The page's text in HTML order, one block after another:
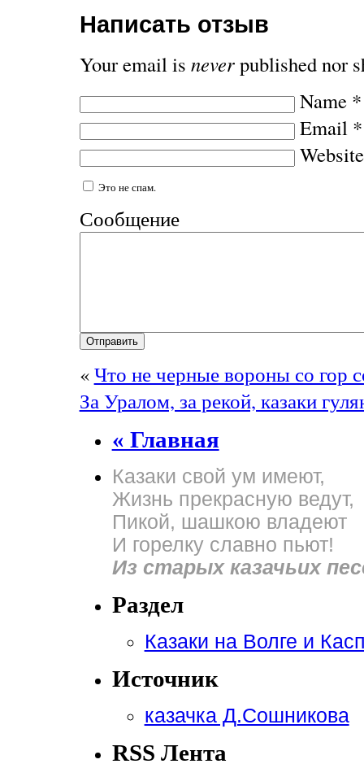
Написать отзыв
Your email is neverpublished nor
Name *
Email *
Website
Это не спам.
Сообщение
«Что не черные вороны со гор
За Уралом, за рекой, казаки
« Главная
Казаки свой ум имеют,
Жизнь прекрасную ведут,
Пикой, шашкою владеют
И горелку славно пьют!
Из старых казачьих
Раздел
Казаки на Волге и
Источник
казачка Д.Сошникова
RSS Лента